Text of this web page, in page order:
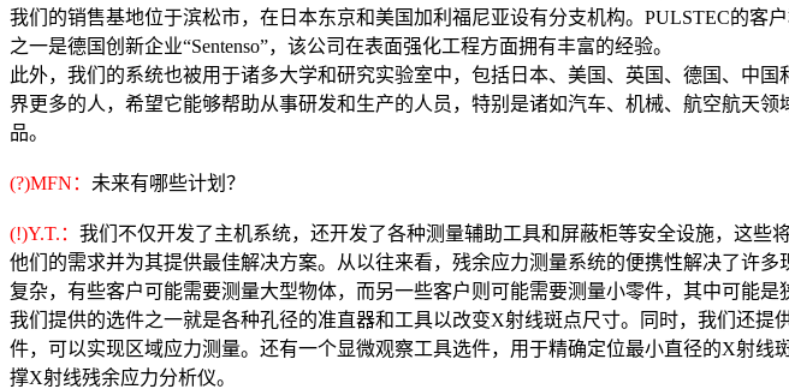
我们的销售基地位于滨松市，在日本东京和美国加利福尼亚设有分支机构。PULSTEC的
之一是德国创新企业“Sentenso”，该公司在表面强化工程方面拥有丰富的经验。
此外，我们的系统也被用于诸多大学和研究实验室中，包括日本、美国、英国、德国、中
界更多的人，希望它能够帮助从事研发和生产的人员，特别是诸如汽车、机械、航空航天
品。
(?)MFN： 未来有哪些计划？
(!)Y.T.： 我们不仅开发了主机系统，还开发了各种测量辅助工具和屏蔽柜等安全设施，这
他们的需求并为其提供最佳解决方案。从以往来看，残余应力测量系统的便携性解决了许
复杂，有些客户可能需要测量大型物体，而另一些客户则可能需要测量小零件，其中可能
我们提供的选件之一就是各种孔径的准直器和工具以改变X射线斑点尺寸。同时，我们还
件，可以实现区域应力测量。还有一个显微观察工具选件，用于精确定位最小直径的X射
撑X射线残余应力分析仪。